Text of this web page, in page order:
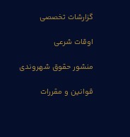
گزارشات تخصصی
اوقات شرعی
منشور حقوق شهروندی
قوانین و مقررات